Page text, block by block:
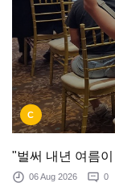
C
"벌써 내년 여름
06 Aug 2026 0